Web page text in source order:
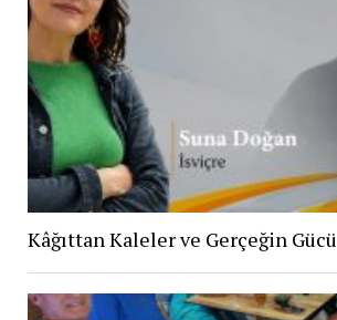
Kâğıttan Kaleler ve Gerçeğin Gücü